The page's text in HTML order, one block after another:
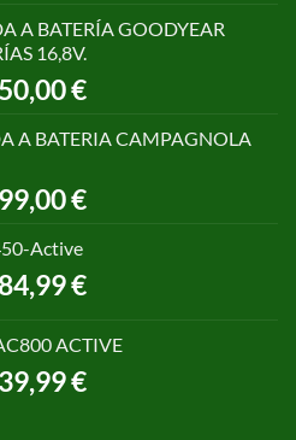
era:
1.055,00 €.
es:
A BATERÍA GOODYEAR
16,8V.
€.
€El
actual
250,00 €.
A BATERIA CAMPAGNOLA
€.
€El
499,00 €.
Active
€.
€El
es:
484,99 €.
ACTIVE
€El